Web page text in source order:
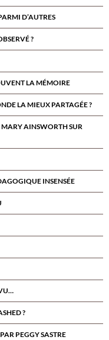
D’AUTRES
?
LA MÉMOIRE
LA MIEUX PARTAGÉE ?
MARY AINSWORTH SUR
INSENSÉE
?
PEGGY SASTRE